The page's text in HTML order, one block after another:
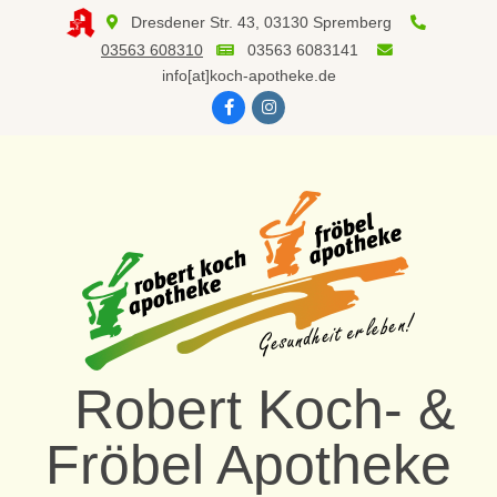
Dresdener Str. 43, 03130 Spremberg
03563 608310
03563 6083141
info[at]koch-apotheke.de
Robert Koch- &
Fröbel Apotheke